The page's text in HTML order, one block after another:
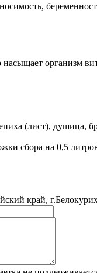
организм
(лист), душица,
сбора на 0,5
край,